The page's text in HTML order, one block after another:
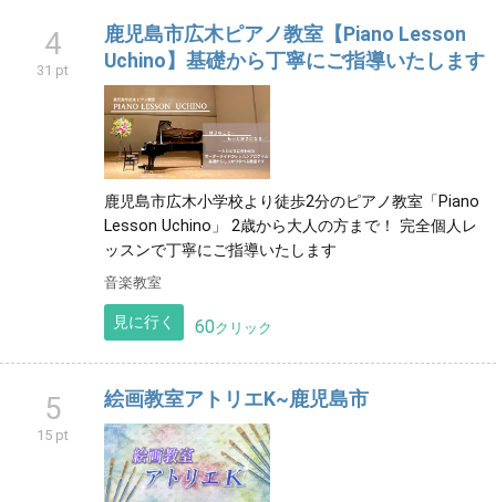
4
31 pt
鹿児島市広木ピアノ教室【Piano Lesson
Uchino】基礎から丁寧にご指導いたします
鹿児島市広木小学校より徒歩2分のピアノ教室「Piano
Lesson Uchino」 2歳から大人の方まで！ 完全個人レ
ッスンで丁寧にご指導いたします
音楽教室
見に行く 60クリック
5
15 pt
絵画教室アトリエK~鹿児島市